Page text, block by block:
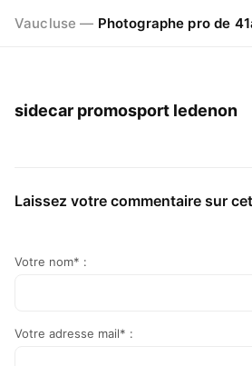
Vaucluse — Photographe pro de 41ans à
sidecar promosport ledenon
Laissez votre commentaire sur
Votre nom* :
Votre adresse mail* :